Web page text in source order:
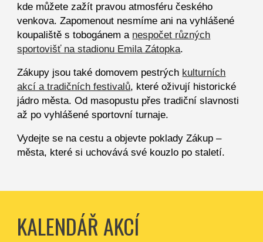
kde můžete zažít pravou atmosféru českého
venkova. Zapomenout nesmíme ani na vyhlášené
koupaliště s tobogánem a nespočet různých
sportovišť na stadionu Emila Zátopka.
Zákupy jsou také domovem pestrých kulturních
akcí a tradičních festivalů, které oživují historické
jádro města. Od masopustu přes tradiční slavnosti
až po vyhlášené sportovní turnaje.
Vydejte se na cestu a objevte poklady Zákup –
města, které si uchovává své kouzlo po staletí.
KALENDÁŘ AKCÍ